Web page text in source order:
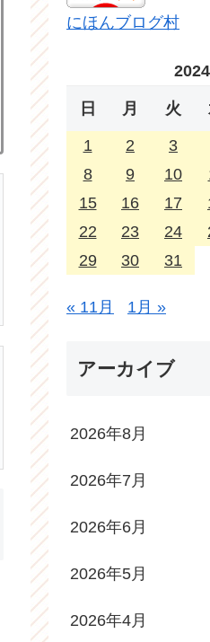
にほんブログ村
日 月 火
1 2 3
8
9 10
15
16 17
22
23 24
29
30 31
« 11月 1月 »
アーカイブ
2026年8月
2026年7月
2026年6月
2026年5月
2026年4月